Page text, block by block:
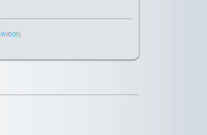
wiecej